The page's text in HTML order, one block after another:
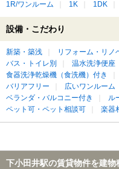
1R/ワンルーム 1K 1DK
設備・こだわり
新築・築浅 リフォーム・リノ
バス・トイレ別
温水洗浄便座
食器洗浄乾燥機（食洗機）付き
バリアフリー
広いワンルーム
ベランダ・バルコニー付き
ル
ペット可・ペット相談可
楽器
下小田井駅の賃貸物件を建物